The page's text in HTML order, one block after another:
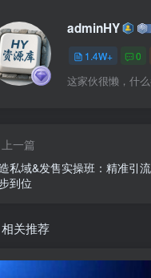
adminHY
1.4W+ 0
这家伙很懒，什
上一篇
私域&发售实操班：精准引
到位
相关推荐